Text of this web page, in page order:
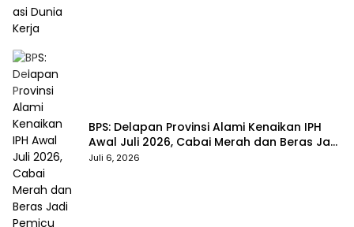
BPS: Delapan Provinsi Alami Kenaikan IPH
Awal Juli 2026, Cabai Merah dan Beras Jadi
Pemicu
Juli 6, 2026